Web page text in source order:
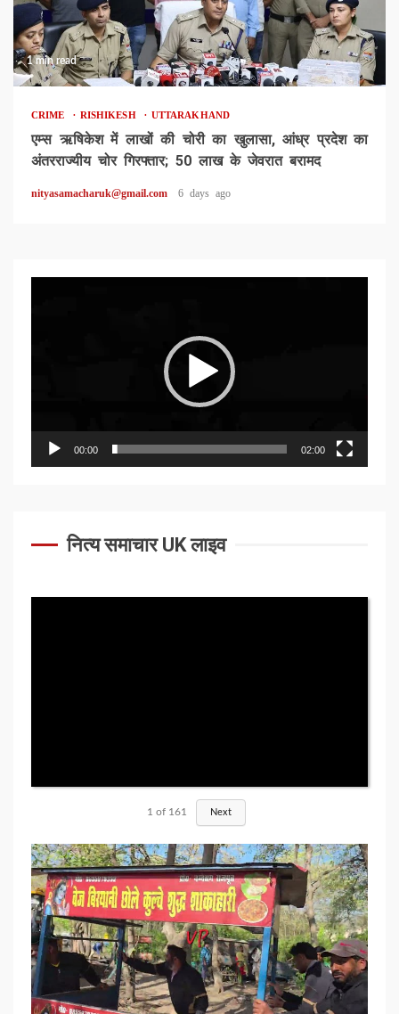
1 min read
CRIME RISHIKESH UTTARAKHAND
एम्स ऋषिकेश में लाखों की चोरी का खुलासा, आंध्र प्रदेश का
अंतरराज्यीय चोर गिरफ्तार; 50 लाख के जेवरात बरामद
nityasamacharuk@gmail.com 6 days ago
00:00 02:00
नित्य समाचार UK लाइव
1 of 161 Next